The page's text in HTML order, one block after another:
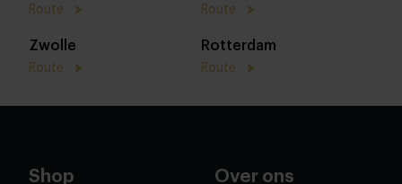
Route Route
Zwolle
Route
Rotterdam
Route
Shop Over ons